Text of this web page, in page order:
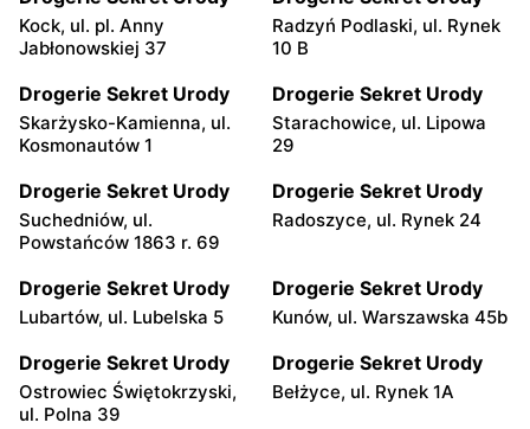
Kock, ul. pl. Anny
Jabłonowskiej 37
Radzyń Podlaski, ul. Rynek
10 B
Drogerie Sekret Urody
Skarżysko-Kamienna, ul.
Kosmonautów 1
Drogerie Sekret Urody
Starachowice, ul. Lipowa
29
Drogerie Sekret Urody
Suchedniów, ul.
Powstańców 1863 r. 69
Drogerie Sekret Urody
Radoszyce, ul. Rynek 24
Drogerie Sekret Urody
Lubartów, ul. Lubelska 5
Drogerie Sekret Urody
Kunów, ul. Warszawska 45b
Drogerie Sekret Urody
Ostrowiec Świętokrzyski,
ul. Polna 39
Drogerie Sekret Urody
Bełżyce, ul. Rynek 1A